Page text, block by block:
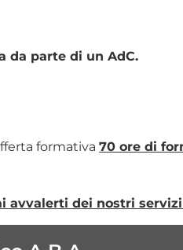
da parte di un AdC.
formativa 70 ore di
avvalerti dei nostri